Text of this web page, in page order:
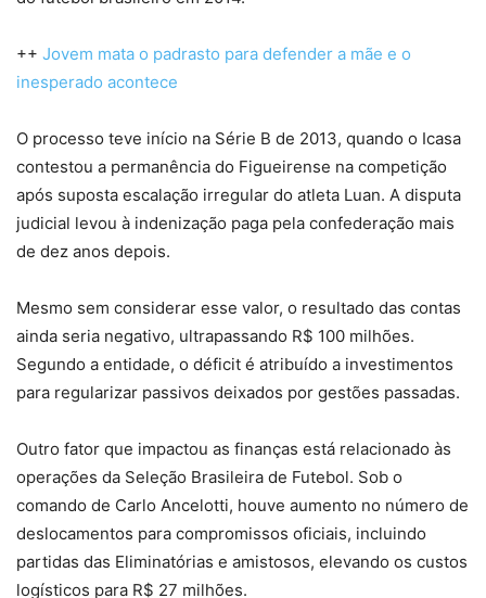
++ Jovem mata o padrasto para defender a mãe e o
inesperado acontece
O processo teve início na Série B de 2013, quando o Icasa
contestou a permanência do Figueirense na competição
após suposta escalação irregular do atleta Luan. A disputa
judicial levou à indenização paga pela confederação mais
de dez anos depois.
Mesmo sem considerar esse valor, o resultado das contas
ainda seria negativo, ultrapassando R$ 100 milhões.
Segundo a entidade, o déficit é atribuído a investimentos
para regularizar passivos deixados por gestões passadas.
Outro fator que impactou as finanças está relacionado às
operações da Seleção Brasileira de Futebol. Sob o
comando de Carlo Ancelotti, houve aumento no número de
deslocamentos para compromissos oficiais, incluindo
partidas das Eliminatórias e amistosos, elevando os custos
logísticos para R$ 27 milhões.